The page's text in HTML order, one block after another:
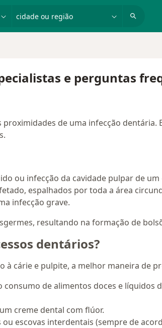
e perguntas
de uma infecção dentária.
ou infecção da cavidade pulpar de
espalhados por toda a área
infecção grave.
resultando na formação de
dentários?
à cárie e pulpite, a melhor maneira de
de alimentos doces e líquidos
creme dental com flúor.
escovas interdentais (sempre de